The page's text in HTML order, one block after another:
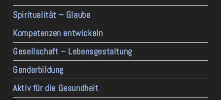
Spiritualität – Glaube
Kompetenzen entwickeln
Gesellschaft – Lebensgestaltung
Genderbildung
Aktiv für die Gesundheit